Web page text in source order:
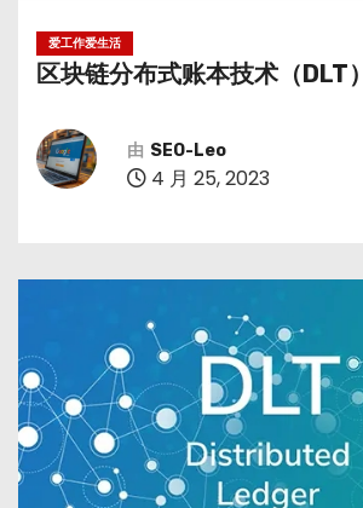
爱工作爱生活
区块链分布式账本技术（DLT
由 SEO-Leo
4 月 25, 2023